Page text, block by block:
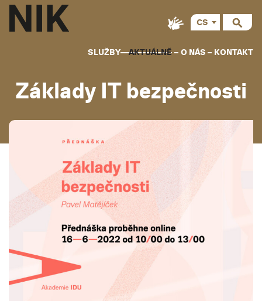
SLUŽBY AKTUÁLNĚ O NÁS KONTAKT
CS
Základy IT bezpečnosti